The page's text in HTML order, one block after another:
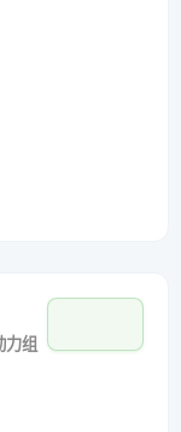
力组